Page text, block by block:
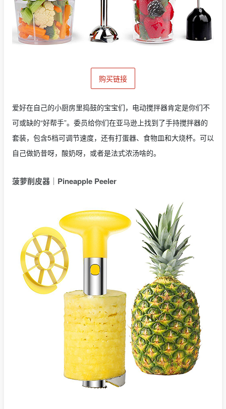
购买链接
爱好在自己的小厨房里捣鼓的宝宝们，电动搅拌器肯定是你们不
可或缺的“好帮手”。委员给你们在亚马逊上找到了手持搅拌器的
套装，包含5档可调节速度，还有打蛋器、食物皿和大烧杯。可以
自己做奶昔呀，酸奶呀，或者是法式浓汤啥的。
菠萝削皮器｜Pineapple Peeler